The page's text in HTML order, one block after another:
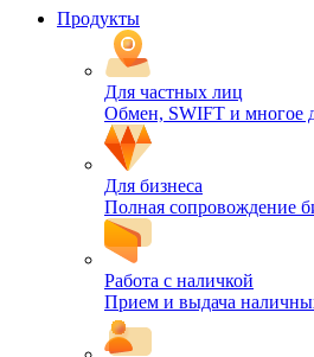
Продукты
Для частных лиц
Обмен, SWIFT и многое
Для бизнеса
Полная сопровождение
Работа с наличкой
Прием и выдача